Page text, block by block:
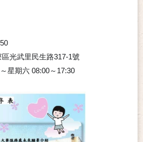
光武里民生路317-1號
星期六 08:00～17:30